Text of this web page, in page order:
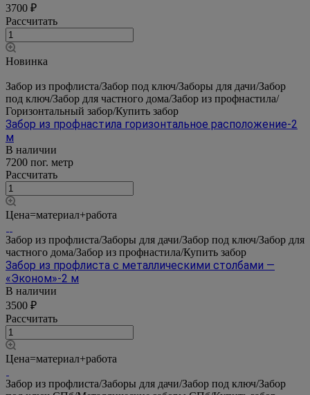
3700 ₽
Рассчитать
Новинка
Забор из профлиста/Забор под ключ/Заборы для дачи/Забор
под ключ/Забор для частного дома/Забор из профнастила/
Горизонтальный забор/Купить забор
Забор из профнастила горизонтальное расположение-2
м
В наличии
7200 пог. метр
Рассчитать
Цена=материал+работа
Забор из профлиста/Заборы для дачи/Забор под ключ/Забор для
частного дома/Забор из профнастила/Купить забор
Забор из профлиста с металлическими столбами —
«Эконом»-2 м
В наличии
3500 ₽
Рассчитать
Цена=материал+работа
Забор из профлиста/Заборы для дачи/Забор под ключ/Забор